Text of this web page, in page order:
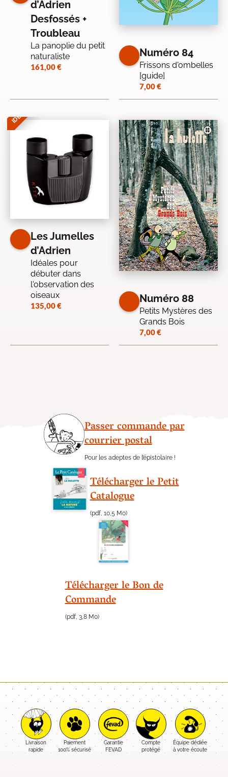
d’Adrien
Desfossés +
Troubleau
La panoplie du petit
naturaliste
161,00€
Numéro 84
Frissons d'ombelles
[guide]
7,00€
IDÉE CADEAU
Les Jumelles
d’Adrien
Idéales pour
débuter dans
l'observation des
oiseaux
135,00€
Numéro 88
Petits Mystères des
Grands Bois
7,00€
Passer commande par
courrier postal
Pour les adeptes de l’épistolaire !
Télécharger le Petit
Catalogue
(pdf, 10,5 Mo)
Télécharger le Bon de
Commande
(pdf, 3,8 Mo)
Livraison
rapide
Paiement
100% sécurisé
Garantie
FEVAD
Compte
protégé
Équipe dédiée
à votre écoute